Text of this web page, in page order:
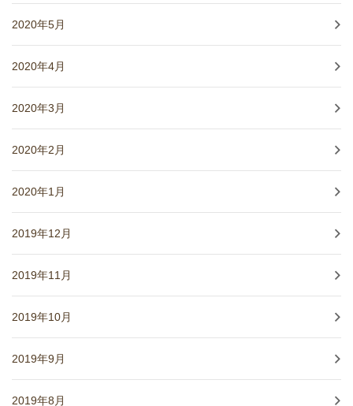
2020年5月
2020年4月
2020年3月
2020年2月
2020年1月
2019年12月
2019年11月
2019年10月
2019年9月
2019年8月